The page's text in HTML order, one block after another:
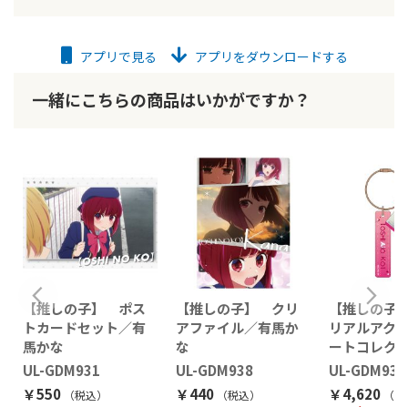
アプリで見る アプリをダウンロードする
一緒にこちらの商品はいかがですか？
【推しの子】 ポス
トカードセット／有
馬かな
UL-GDM931
￥550
（税込）
【推しの子】 クリ
アファイル／有馬か
な
UL-GDM938
￥440
（税込）
【推しの
リアルアク
ートコレク
UL-GDM934
￥4,620
（